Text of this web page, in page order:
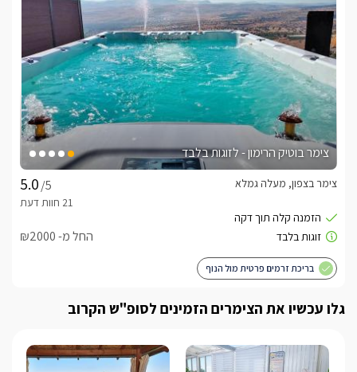
צימר בוטיק הרימון - לזוגות בלבד
/5
צימר בצפון, מעלה גמלא
החל מ- ₪2000
בריכת זרמים פרטית מול הנוף
גלו עכשיו את הצימרים הזמינים לסופ"ש הקרוב